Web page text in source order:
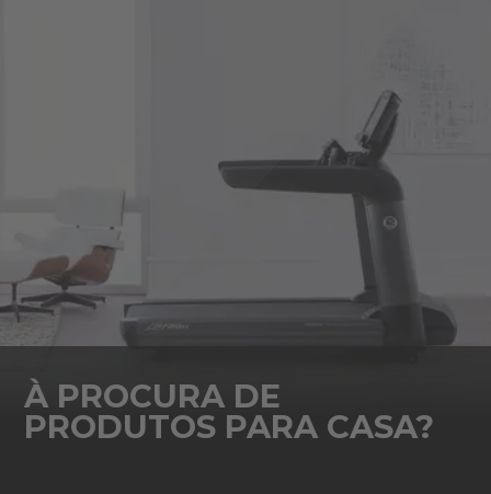
À PROCURA DE
PRODUTOS PARA CASA?